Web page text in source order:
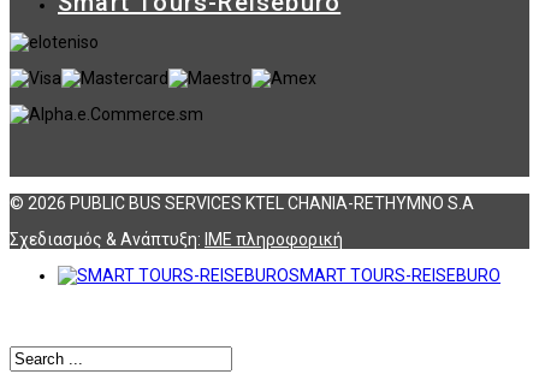
© 2026 PUBLIC BUS SERVICES KTEL CHANIA-RETHYMNO S.A
Σχεδιασμός & Ανάπτυξη: ΙΜΕ πληροφορική
SMART TOURS-REISEBURO